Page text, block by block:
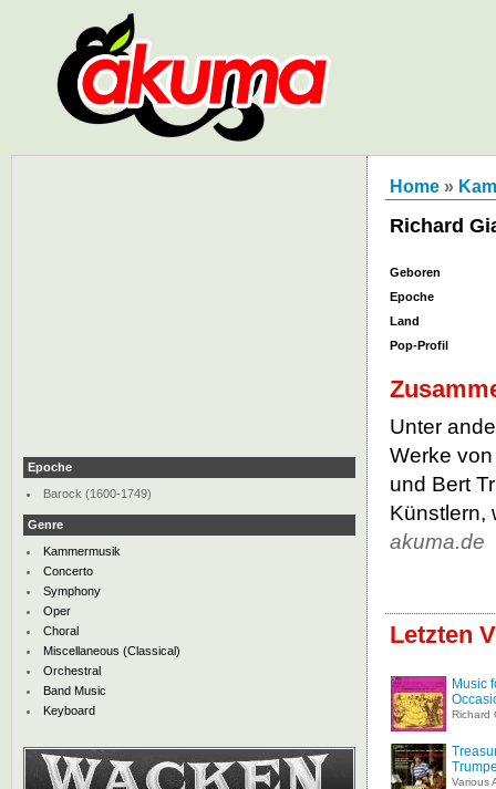
Home »
Richard
Geboren
Epoche
Land
Pop-Profil
Unter
Werke
und Bert
Künstlern,
akuma.de
Letzten
Music
Richard
Various
Epoche
Barock (1600-1749)
Genre
Kammermusik
Concerto
Symphony
Oper
Choral
Miscellaneous (Classical)
Orchestral
Band Music
Keyboard